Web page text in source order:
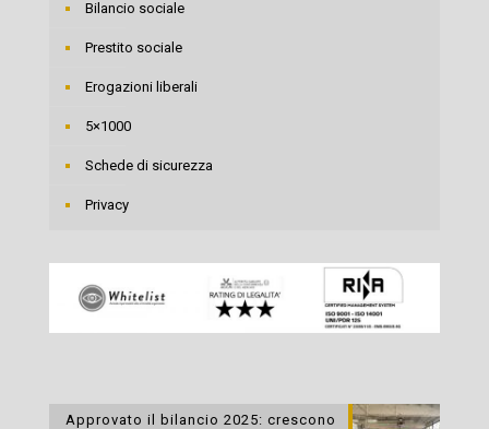
Bilancio sociale
Prestito sociale
Erogazioni liberali
5×1000
Schede di sicurezza
Privacy
Approvato il bilancio 2025: crescono